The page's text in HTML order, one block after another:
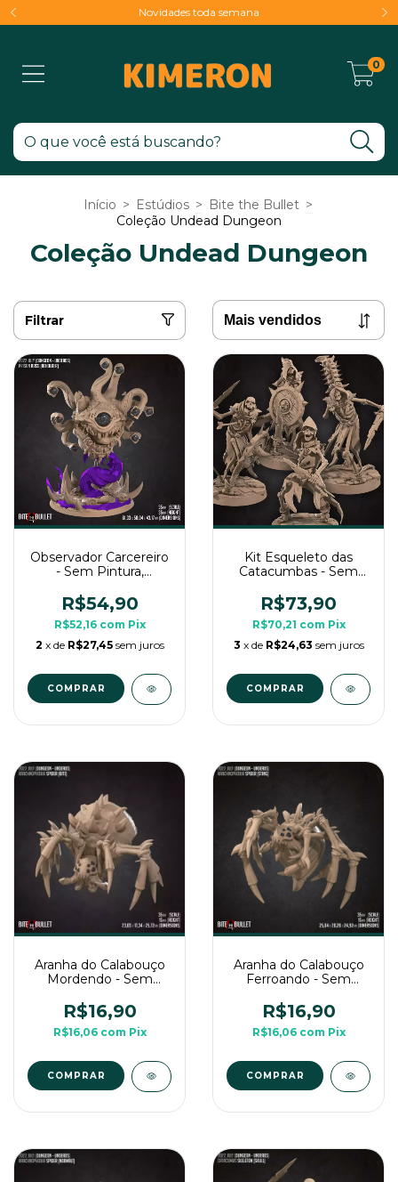
Novidades toda semana
0
Início > Estúdios > Bite the Bullet >
Coleção Undead Dungeon
Coleção Undead Dungeon
Filtrar
Observador Carcereiro
- Sem Pintura,
Para Rpg de Mesa
R$54,90
R$52,16 com Pix
2 x de R$27,45 sem juros
Kit Esqueleto das
Catacumbas - Sem
Médias Para Rpg de
Mesa
R$73,90
R$70,21 com Pix
3 x de R$24,63 sem juros
COMPRAR
Aranha do Calabouço
Mordendo - Sem
Médio Para Rpg de
Mesa
R$16,90
R$16,06 com Pix
COMPRAR
Aranha do Calabouço
Ferroando - Sem
Médio Para RPG de
Mesa
R$16,90
R$16,06 com Pix
COMPRAR